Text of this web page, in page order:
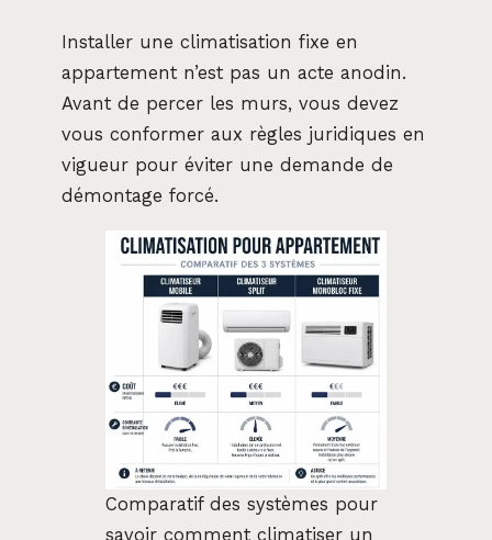
Installer une climatisation fixe en
appartement n’est pas un acte anodin.
Avant de percer les murs, vous devez
vous conformer aux règles juridiques en
vigueur pour éviter une demande de
démontage forcé.
Comparatif des systèmes pour
savoir comment climatiser un